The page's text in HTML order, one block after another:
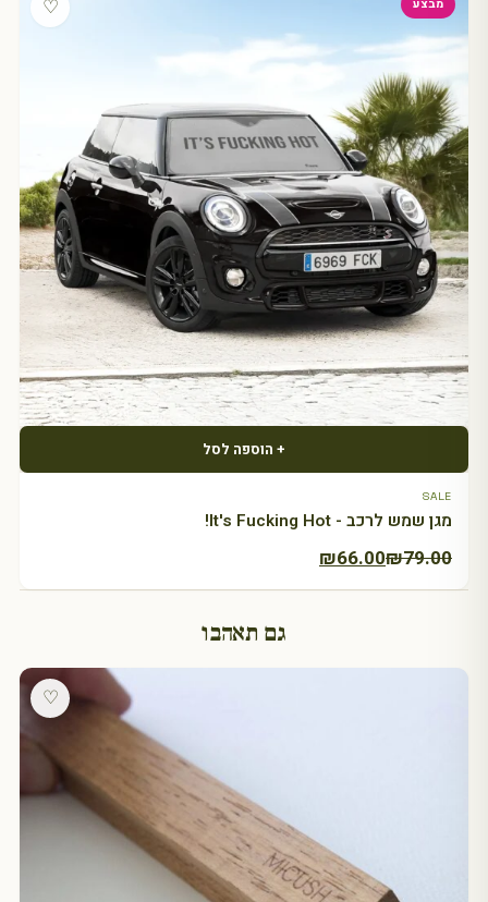
♡
+ הוספה לסל
SALE
מגן שמש לרכב - It's Fucking Hot!
₪79.00
המחיר
המקורי
₪66.00
המחיר
הנוכחי
גם תאהבו
♡